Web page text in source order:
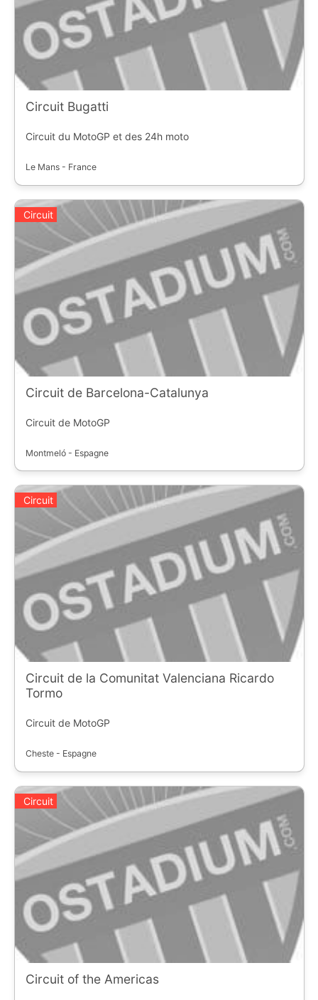
Circuit Bugatti
Circuit du MotoGP et des 24h moto
Le Mans - France
Circuit
Circuit de Barcelona-Catalunya
Circuit de MotoGP
Montmeló - Espagne
Circuit
Circuit de la Comunitat Valenciana Ricardo
Tormo
Circuit de MotoGP
Cheste - Espagne
Circuit
Circuit of the Americas